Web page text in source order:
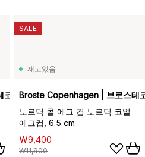
코펜하겐
재고있음
Broste Copenhagen | 브로스테
노르딕 콜 에그 컵 노르딕 코얼
에그컵, 6.5 cm
₩9,400
₩11,900
SALE